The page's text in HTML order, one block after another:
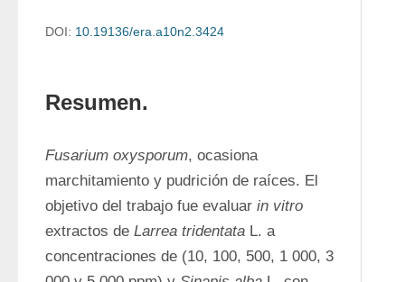
DOI: 10.19136/era.a10n2.3424
Resumen.
Fusarium oxysporum, ocasiona
marchitamiento y pudrición de raíces. El
objetivo del trabajo fue evaluar in vitro
extractos de Larrea tridentata L. a
concentraciones de (10, 100, 500, 1 000, 3